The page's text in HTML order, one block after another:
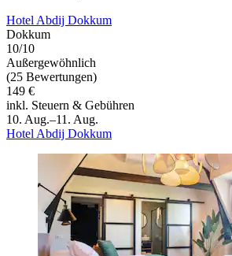
Hotel Abdij Dokkum
Dokkum
10/10
Außergewöhnlich
(25 Bewertungen)
149 €
inkl. Steuern & Gebühren
10. Aug.–11. Aug.
Hotel Abdij Dokkum